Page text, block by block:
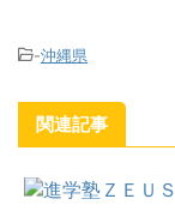
-沖縄県
関連記事